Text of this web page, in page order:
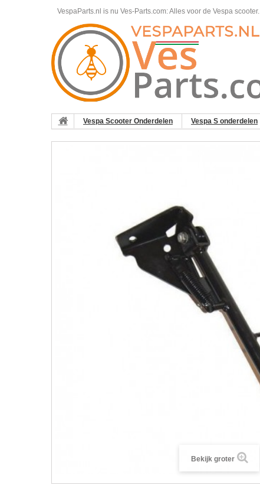
VespaParts.nl is nu Ves-Parts.com: Alles voor de Vespa scooter.
Vespa Scooter Onderdelen Vespa S onderdelen
Bekijk groter